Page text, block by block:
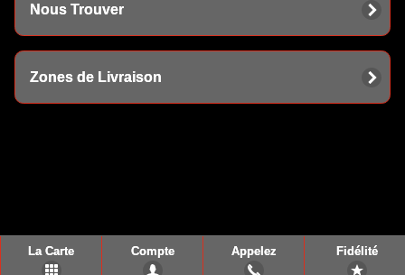
Nous Trouver
Zones de Livraison
La Carte Compte Appelez Fidélité